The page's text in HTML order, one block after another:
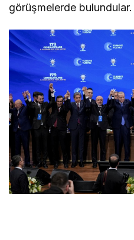
görüşmelerde bulundular.